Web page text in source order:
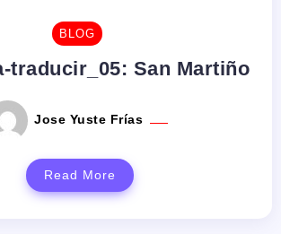
BLOG
traducir_05: San Martiño
Jose Yuste Frías
Read More